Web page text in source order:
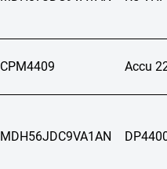
CPM4409 Accu
MDH56JDC9VA1AN